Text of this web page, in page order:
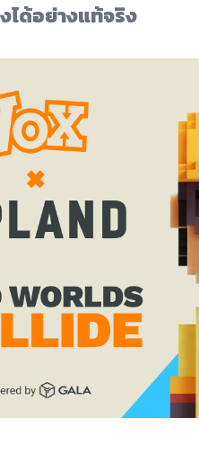
ได้อย่างแท้จริง